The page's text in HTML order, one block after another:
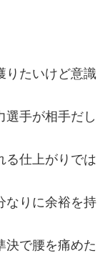
りたいけど意識
選手が相手だし
る仕上がりでは
なりに余裕を持
決で腰を痛めた